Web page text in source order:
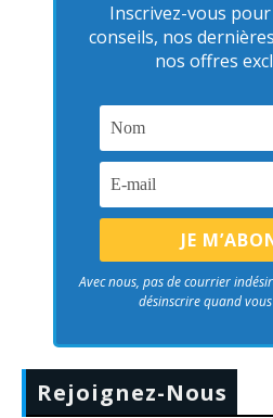
Inscrivez-vous
conseils, nos
nos offres
Avec nous, pas de courrier
désinscrire quand
Rejoignez-Nous